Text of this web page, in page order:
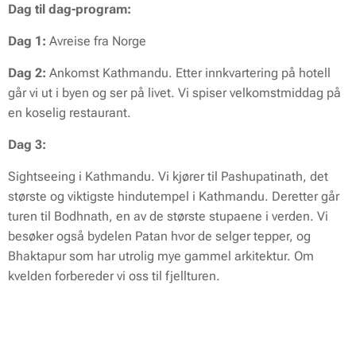
Dag til dag-program:
Dag 1: Avreise fra Norge
Dag 2: Ankomst Kathmandu. Etter innkvartering på hotell
går vi ut i byen og ser på livet. Vi spiser velkomstmiddag på
en koselig restaurant.
Dag 3:
Sightseeing i Kathmandu. Vi kjører til Pashupatinath, det
største og viktigste hindutempel i Kathmandu. Deretter går
turen til Bodhnath, en av de største stupaene i verden. Vi
besøker også bydelen Patan hvor de selger tepper, og
Bhaktapur som har utrolig mye gammel arkitektur. Om
kvelden forbereder vi oss til fjellturen.